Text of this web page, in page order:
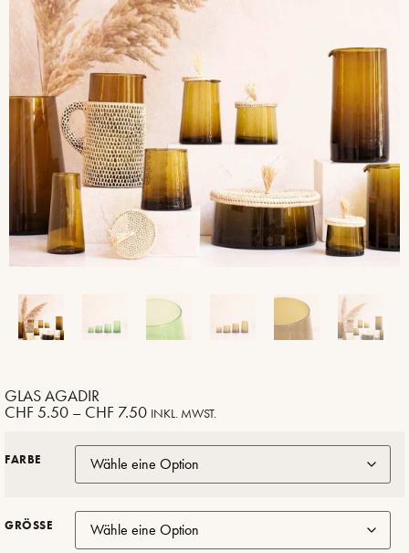
GLAS AGADIR
CHF 5.50 – CHF 7.50 INKL. MWST.
FARBE
GRÖSSE